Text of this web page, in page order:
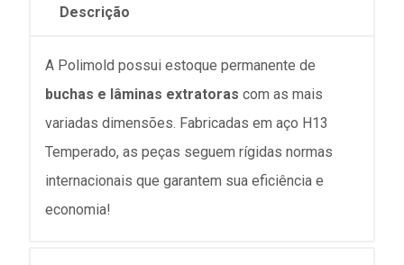
Descrição
A Polimold possui estoque permanente de
buchas e lâminas extratoras com as mais
variadas dimensões. Fabricadas em aço H13
Temperado, as peças seguem rígidas normas
internacionais que garantem sua eficiência e
economia!